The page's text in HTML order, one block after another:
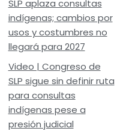
SLP aplaza consultas
indígenas; cambios por
usos y costumbres no
llegará para 2027
Video | Congreso de
SLP sigue sin definir ruta
para consultas
indígenas pese a
presión judicial